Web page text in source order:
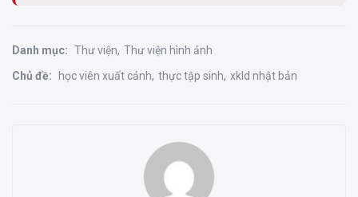
Danh mục: Thư viện Thư viện hình ảnh
Chủ đề:
học viên xuất cảnh thực tập sinh xkld nhật bản